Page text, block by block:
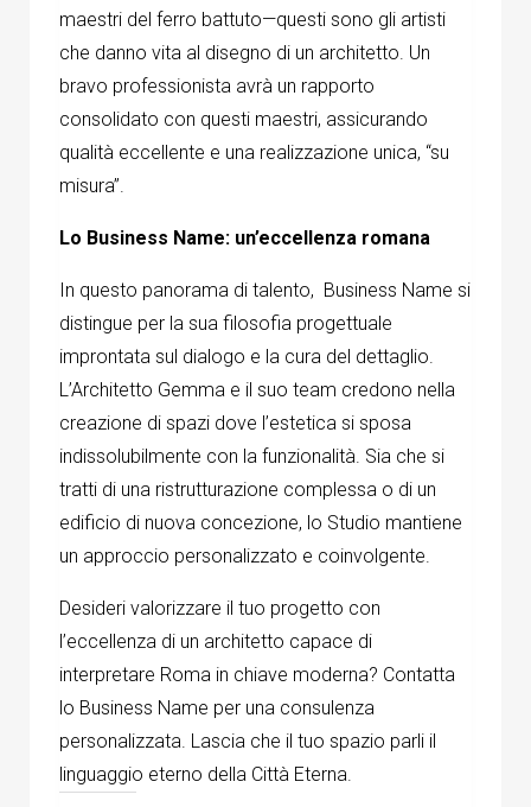
maestri del ferro battuto—questi sono gli artisti
che danno vita al disegno di un architetto. Un
bravo professionista avrà un rapporto
consolidato con questi maestri, assicurando
qualità eccellente e una realizzazione unica, “su
misura”.
Lo Business Name: un’eccellenza romana
In questo panorama di talento, Business Name si
distingue per la sua filosofia progettuale
improntata sul dialogo e la cura del dettaglio.
L’Architetto Gemma e il suo team credono nella
creazione di spazi dove l’estetica si sposa
indissolubilmente con la funzionalità. Sia che si
tratti di una ristrutturazione complessa o di un
edificio di nuova concezione, lo Studio mantiene
un approccio personalizzato e coinvolgente.
Desideri valorizzare il tuo progetto con
l’eccellenza di un architetto capace di
interpretare Roma in chiave moderna? Contatta
lo Business Name per una consulenza
personalizzata. Lascia che il tuo spazio parli il
linguaggio eterno della Città Eterna.